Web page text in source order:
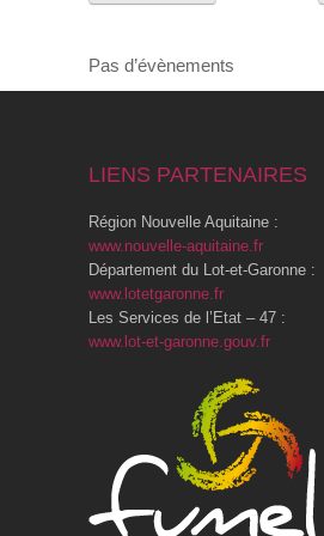
SOCIAL
SPORTS ET LOISIRS
CULTURE ET PATRIMOINE
RENDEZ-VOUS EN LIGNE
Pas d’évènements
LIENS PARTENAIRES
Région Nouvelle Aquitaine :
www.nouvelle-aquitaine.fr
Département du Lot-et-Garonne :
www.lotetgaronne.fr
Les Services de l’Etat – 47 :
www.lot-et-garonne.gouv.fr